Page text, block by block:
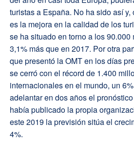
turistas a España. No ha sido así y,
es la mejora en la calidad de los
se ha situado en torno a los
3,1% más que en 2017. Por otra
que presentó la OMT en los días
se cerró con el récord de 1.400
internacionales en el mundo, un
adelantar en dos años el
había publicado la propia
este 2019 la previsión sitúa el
4%.